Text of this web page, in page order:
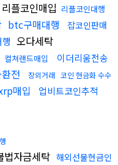
리플코인매입 리플코인대행
btc구매대행 잡코인판매
오다세탁
컬쳐랜드매입
이더리움전송
전 장외거래 코인 현금화 수수
매입 업비트코인추적
법자금세탁 해외선물현금인